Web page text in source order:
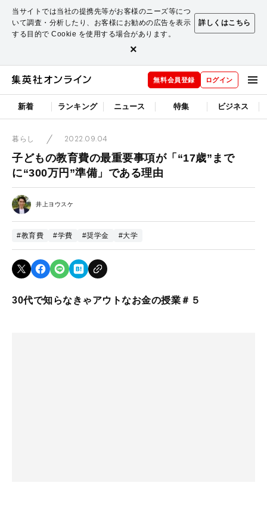
当サイトでは当社の提携先等がお客様のニーズ等につ
いて調査・分析したり、お客様にお勧めの広告を表示
する目的で Cookie を使用する場合があります。
詳しくはこちら
×
無料会員登録 ログイン
新着 ランキング ニュース 特集 ビジネス
暮らし 2022.09.04
子どもの教育費の最重要事項が「“17歳”まで
に“300万円”準備」である理由
井上ヨウスケ
#教育費 #学費 #奨学金 #大学
30代で知らなきゃアウトなお金の授業＃５